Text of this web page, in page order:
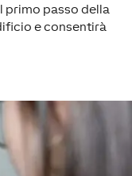
primo passo della
e consentirà